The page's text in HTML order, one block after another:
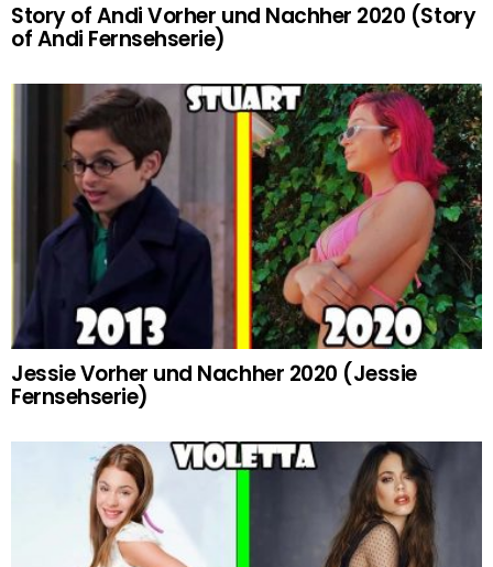
Story of Andi Vorher und Nachher 2020 (Story
of Andi Fernsehserie)
Jessie Vorher und Nachher 2020 (Jessie
Fernsehserie)